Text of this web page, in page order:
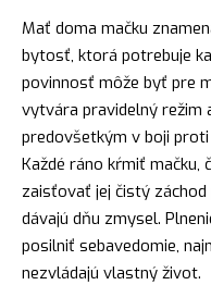
Mať doma mačku
bytosť, ktorá potrebuje
povinnosť môže byť pre
vytvára pravidelný režim
predovšetkým v boji
Každé ráno kŕmiť mačku,
zaisťovať jej čistý
dávajú dňu zmysel.
posilniť sebavedomie,
nezvládajú vlastný život.